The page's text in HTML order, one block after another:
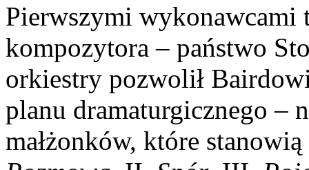
Pierwszymi wykonawcami
kompozytora – państwo
orkiestry pozwolił
planu dramaturgicznego –
małżonków, które